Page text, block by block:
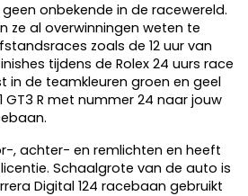
onbekende in de racewereld.
ze al overwinningen weten te
zoals de 12 uur van
tijdens de Rolex 24 uurs race
in de teamkleuren groen en geel
GT3 R met nummer 24 naar jouw
, achter- en remlichten en heeft
Schaalgrote van de auto is
Digital 124 racebaan gebruikt